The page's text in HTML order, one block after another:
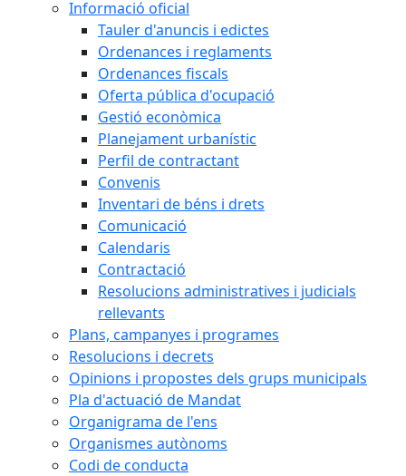
Informació oficial
Tauler d'anuncis i edictes
Ordenances i reglaments
Ordenances fiscals
Oferta pública d'ocupació
Gestió econòmica
Planejament urbanístic
Perfil de contractant
Convenis
Inventari de béns i drets
Comunicació
Calendaris
Contractació
Resolucions administratives i judicials
rellevants
Plans, campanyes i programes
Resolucions i decrets
Opinions i propostes dels grups municipals
Pla d'actuació de Mandat
Organigrama de l'ens
Organismes autònoms
Codi de conducta